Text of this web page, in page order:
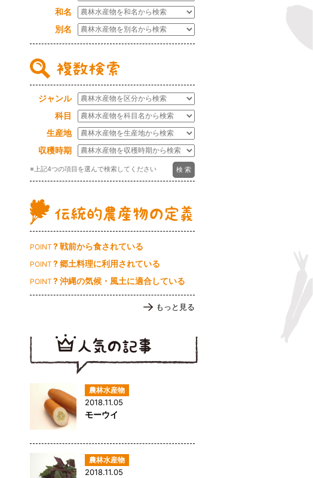
和名
別名
ジャンル
科目
生産地
収穫時期
※上記4つの項目を選んで検索してください
POINT ? 戦前から食されている
POINT ? 郷土料理に利用されている
POINT ? 沖縄の気候・風土に適合している
もっと見る
2018.11.05
モーウイ
2018.11.05